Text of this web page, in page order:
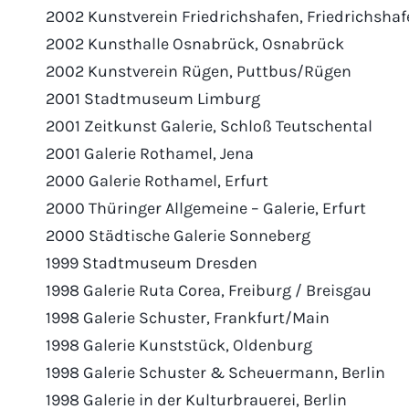
2002 Kunstverein Friedrichshafen,
2002 Kunsthalle Osnabrück, Osnabrück
2002 Kunstverein Rügen, Puttbus/Rügen
2001 Stadtmuseum Limburg
2001 Zeitkunst Galerie, Schloß Teutschental
2001 Galerie Rothamel, Jena
2000 Galerie Rothamel, Erfurt
2000 Thüringer Allgemeine – Galerie, Erfurt
2000 Städtische Galerie Sonneberg
1999 Stadtmuseum Dresden
1998 Galerie Ruta Corea, Freiburg / Breisgau
1998 Galerie Schuster, Frankfurt/Main
1998 Galerie Kunststück, Oldenburg
1998 Galerie Schuster & Scheuermann, Berlin
1998 Galerie in der Kulturbrauerei, Berlin